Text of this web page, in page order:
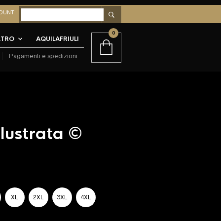
AQUILAFRIULI
Pagamenti e spedizioni
0
©
XL 2XL 3XL 4XL